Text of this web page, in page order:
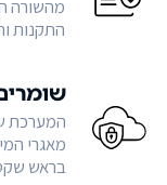
מהשורה
התקנות
המערכת
מאגרי
בראש